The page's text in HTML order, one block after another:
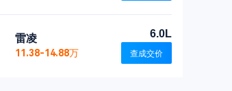
雷凌
11.38-14.88万
6.0L
查成交价